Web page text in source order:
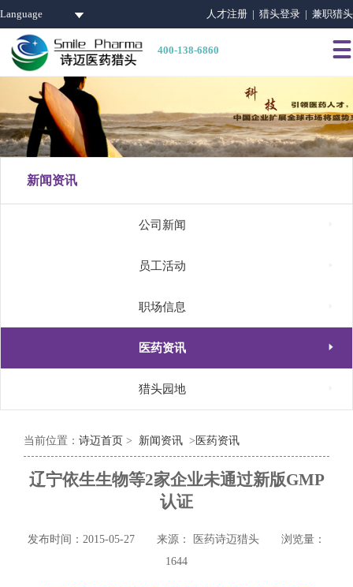
Language 人才注册 | 猎头登录 | 兼职猎头
400-138-6860 
新闻资讯
公司新闻
员工活动
职场信息
医药资讯 
猎头园地
当前位置： 诗迈首页 > 新闻资讯 > 医药资讯
辽宁依生生物等2家企业未通过新版GMP
认证
发布时间：2015-05-27 来源： 医药诗迈猎头
浏览量：
1644